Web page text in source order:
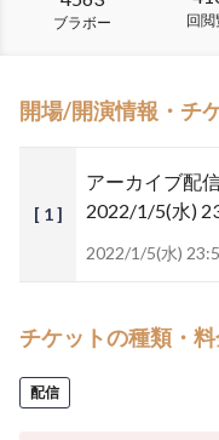
ブラボー 回閲
開場/開演情報・チ
[ 1 ]
アーカイブ配信
2022/1/5(水)
2022/1/5(水)
チケットの種類・
配信